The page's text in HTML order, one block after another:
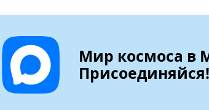
Мир космоса в
Присоединяйся!